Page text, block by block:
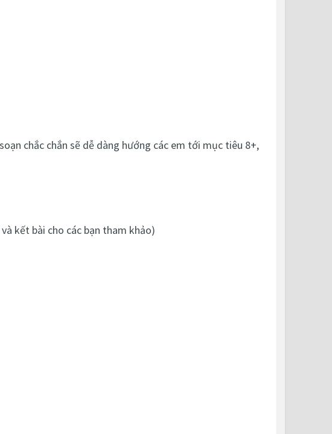
chắc chắn sẽ dễ dàng hướng các em tới mục tiêu 8+,
kết bài cho các bạn tham khảo)